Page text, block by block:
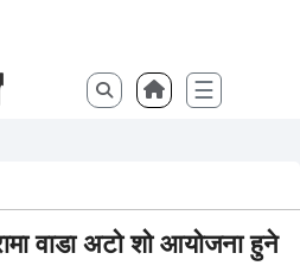
☰
वाडा अटो शो आयोजना हुने